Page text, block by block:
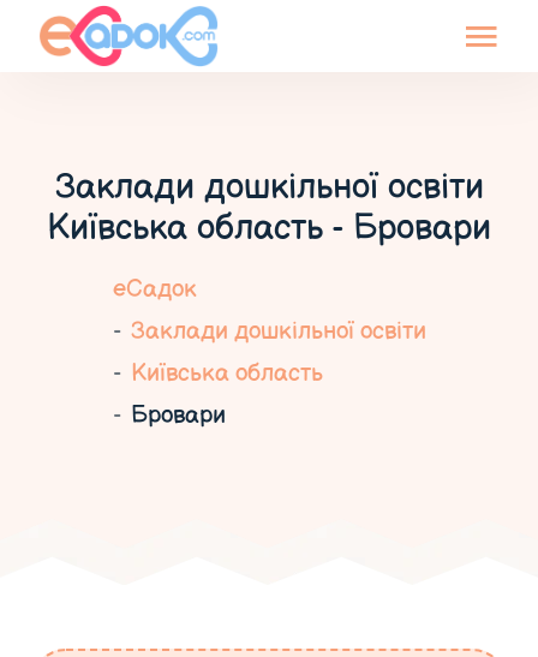
Заклади дошкільної освіти
Київська область - Бровари
еСадок
Заклади дошкільної освіти
Київська область
Бровари